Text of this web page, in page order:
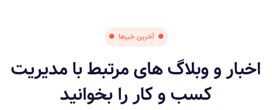
آخرین خبرها
اخبار و وبلاگ های مرتبط با مدیریت
کسب و کار را بخوانید